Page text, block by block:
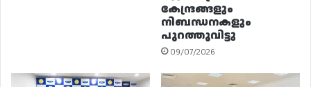
കേന്ദ്രങ്ങളും
നിബന്ധനകളും
പുറത്തുവിട്ടു
09/07/2026